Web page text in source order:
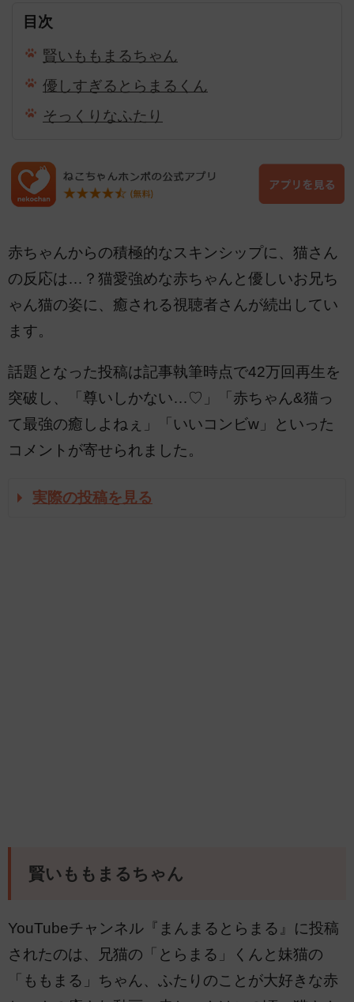
目次
賢いももまるちゃん
優しすぎるとらまるくん
そっくりなふたり
赤ちゃんからの積極的なスキンシップに、猫さん
の反応は…？猫愛強めな赤ちゃんと優しいお兄ち
ゃん猫の姿に、癒される視聴者さんが続出してい
ます。
話題となった投稿は記事執筆時点で42万回再生を
突破し、「尊いしかない…♡」「赤ちゃん&猫っ
て最強の癒しよねぇ」「いいコンビw」といった
コメントが寄せられました。
実際の投稿を見る
賢いももまるちゃん
YouTubeチャンネル『まんまるとらまる』に投稿
されたのは、兄猫の「とらまる」くんと妹猫の
「ももまる」ちゃん、ふたりのことが大好きな赤